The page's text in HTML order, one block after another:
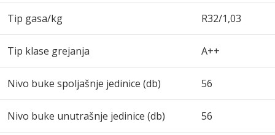
Tip gasa/kg R32/1,03
Tip klase grejanja A++
Nivo buke spoljašnje jedinice (db) 56
Nivo buke unutrašnje jedinice (db) 56